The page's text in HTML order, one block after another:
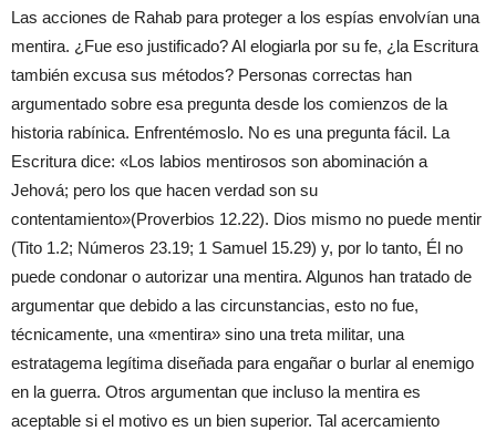
Las acciones de Rahab para proteger a los espías envolvían una
mentira. ¿Fue eso justificado? Al elogiarla por su fe, ¿la Escritura
también excusa sus métodos? Personas correctas han
argumentado sobre esa pregunta desde los comienzos de la
historia rabínica. Enfrentémoslo. No es una pregunta fácil. La
Escritura dice: «Los labios mentirosos son abominación a
Jehová; pero los que hacen verdad son su
contentamiento»(Proverbios 12.22). Dios mismo no puede mentir
(Tito 1.2; Números 23.19; 1 Samuel 15.29) y, por lo tanto, Él no
puede condonar o autorizar una mentira. Algunos han tratado de
argumentar que debido a las circunstancias, esto no fue,
técnicamente, una «mentira» sino una treta militar, una
estratagema legítima diseñada para engañar o burlar al enemigo
en la guerra. Otros argumentan que incluso la mentira es
aceptable si el motivo es un bien superior. Tal acercamiento